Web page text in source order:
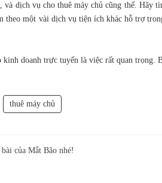
dịch vụ cho thuê máy chủ cũng thế. Hãy
theo một vài dịch vụ tiện ích khác hỗ trợ
doanh trực tuyến là việc rất quan
thuê máy chủ
của Mắt Bão nhé!